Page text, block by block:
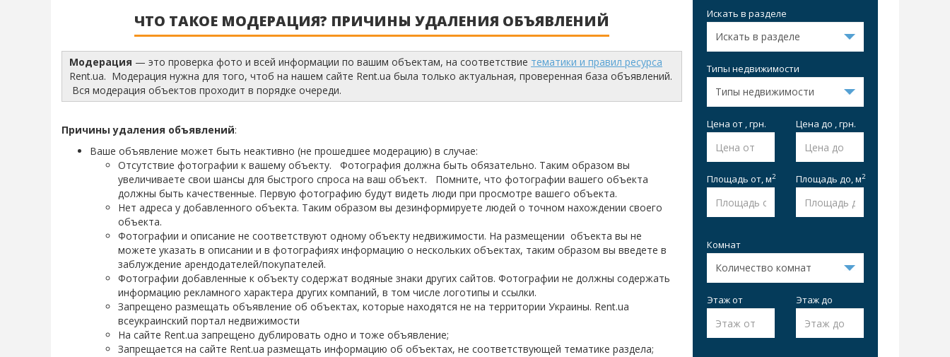
ЧТО ТАКОЕ МОДЕРАЦИЯ? ПРИЧИНЫ УДАЛЕНИЯ ОБЪЯВЛЕНИЙ
Модерация — это проверка фото и всей информации по вашим объектам, на соответствие тематики и правил ресурса
Rent.ua. Модерация нужна для того, чтоб на нашем сайте Rent.ua была только актуальная, проверенная база объявлений.
Вся модерация объектов проходит в порядке очереди.
Причины удаления объявлений:
Ваше объявление может быть неактивно (не прошедшее модерацию) в случае:
Отсутствие фотографии к вашему объекту. Фотография должна быть обязательно. Таким образом вы
увеличиваете свои шансы для быстрого спроса на ваш объект. Помните, что фотографии вашего объекта
должны быть качественные. Первую фотографию будут видеть люди при просмотре вашего объекта.
Нет адреса у добавленного объекта. Таким образом вы дезинформируете людей о точном нахождении своего
объекта.
Фотографии и описание не соответствуют одному объекту недвижимости. На размещении объекта вы не
можете указать в описании и в фотографиях информацию о нескольких объектах, таким образом вы введете в
заблуждение арендодателей/покупателей.
Фотографии добавленные к объекту содержат водяные знаки других сайтов. Фотографии не должны содержать
информацию рекламного характера других компаний, в том числе логотипы и ссылки.
Запрещено размещать объявление об объектах, которые находятся не на территории Украины. Rent.ua
всеукраинский портал недвижимости
На сайте Rent.ua запрещено дублировать одно и тоже объявление;
Запрещается на сайте Rent.ua размещать информацию об объектах, не соответствующей тематике раздела;
Искать в разделе
Типы недвижимости
Цена от , грн. Цена до , грн.
Площадь от,м2 Площадь до,м2
Комнат
Этаж от Этаж до